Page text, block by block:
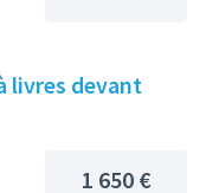
livres devant
1 650 €